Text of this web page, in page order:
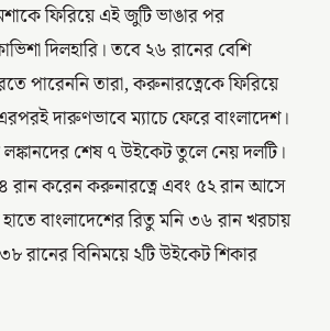
ফিরিয়ে এই জুটি ভাঙার পর
দিলহারি। তবে ২৬ রানের বেশি
পারেননি তারা, করুনারত্নেকে ফিরিয়ে
দারুণভাবে ম্যাচে ফেরে বাংলাদেশ।
শেষ ৭ উইকেট তুলে নেয় দলটি।
রান করেন করুনারত্নে এবং ৫২ রান আসে
বাংলাদেশের রিতু মনি ৩৬ রান খরচায়
রানের বিনিময়ে ২টি উইকেট শিকার